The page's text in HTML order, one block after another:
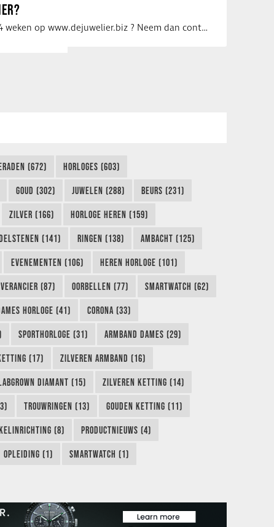
Uw vacature voor 4 weken op www.dejuwelier.biz ? Neem dan contact op met …
(672) HORLOGES (603)
GOUD (302) JUWELEN (288) BEURS (231)
ZILVER (166) HORLOGE HEREN (159)
(141) RINGEN (138) AMBACHT (125)
EVENEMENTEN (106) HEREN HORLOGE (101)
(87) OORBELLEN (77) SMARTWATCH (62)
HORLOGE (41) CORONA (33)
SPORTHORLOGE (31) ARMBAND DAMES (29)
(17) ZILVEREN ARMBAND (16)
LABGROWN DIAMANT (15) ZILVEREN KETTING (14)
TROUWRINGEN (13) GOUDEN KETTING (11)
(8) PRODUCTNIEUWS (4)
OPLEIDING (1) SMARTWATCH (1)